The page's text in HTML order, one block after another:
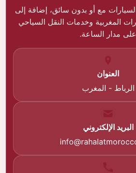
مع أو بدون سائق، إضافة إلى
المغربية وخدمات النقل السياحي
على مدار الساعة.
العنوان
الرباط - المغرب
البريد الإلكتروني